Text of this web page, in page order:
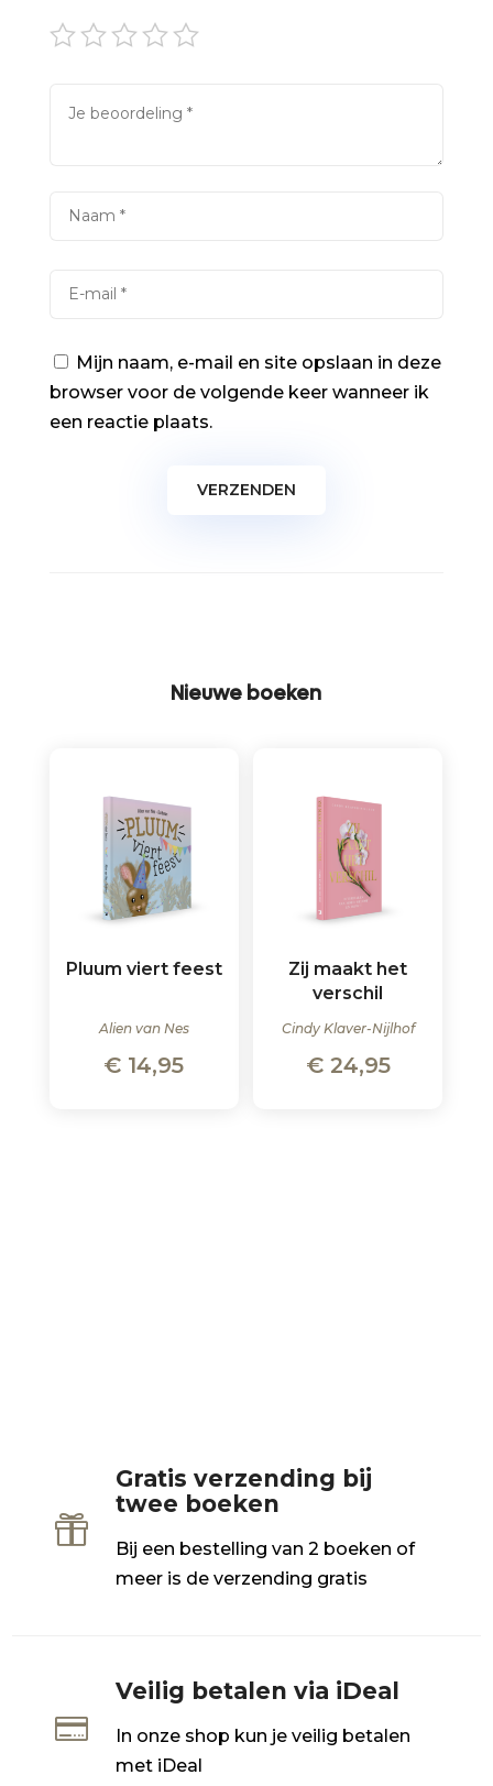
Mijn naam, e-mail en site opslaan in deze
browser voor de volgende keer wanneer ik
een reactie plaats.
Nieuwe boeken
Pluum viert feest
Alien van Nes
€ 14,95
Zij maakt het
verschil
Cindy Klaver-Nijlhof
€24,95

Gratis verzending bij
twee boeken
Bij een bestelling van 2 boeken of
meer is de verzending gratis

Veilig betalen via iDeal
In onze shop kun je veilig betalen
met iDeal